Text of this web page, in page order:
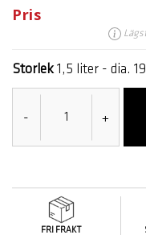
Pris
Storlek 1,5 liter - dia.
- +
FRI FRAKT